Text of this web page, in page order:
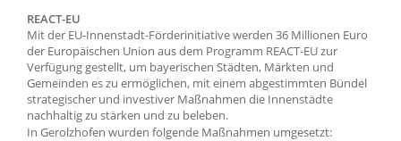
REACT-EU
Mit der EU-Innenstadt-Förderinitiative werden 36 Millionen Euro
der Europäischen Union aus dem Programm REACT-EU zur
Verfügung gestellt, um bayerischen Städten, Märkten und
Gemeinden es zu ermöglichen, mit einem abgestimmten Bündel
strategischer und investiver Maßnahmen die Innenstädte
nachhaltig zu stärken und zu beleben.
In Gerolzhofen wurden folgende Maßnahmen umgesetzt: